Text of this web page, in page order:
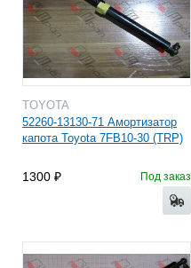
TOYOTA
52260-13130-71 Амортизатор
капота Toyota 7FB10-30 (TRP)
1300 Под заказ